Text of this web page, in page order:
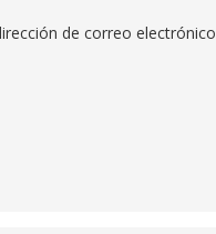
de correo electrónico